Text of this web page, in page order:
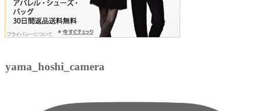
yama_hoshi_camera